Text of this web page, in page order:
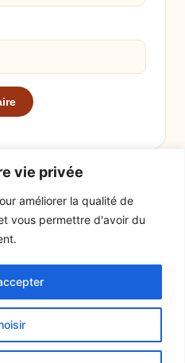
vie privée
améliorer la qualité de
vous permettre d'avoir du
Actualités
Mentions légales
un fromage